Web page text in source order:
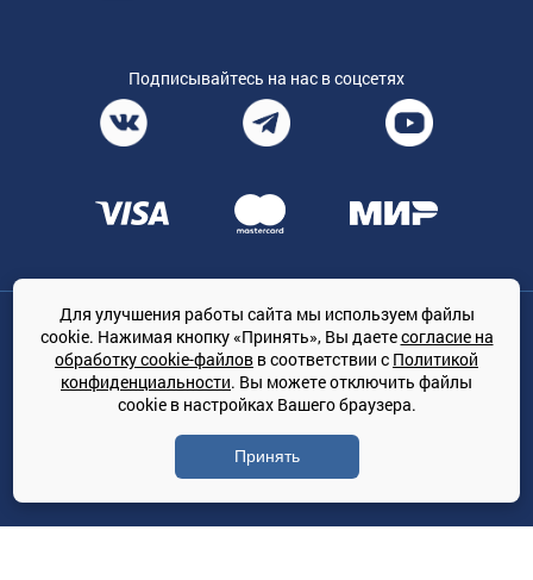
Подписывайтесь на нас в соцсетях
Общество с ограниченной ответственностью «ТРЕЙДКОН», ОГРН:
1167847364079, 197022, г. Санкт-Петербург, проспект Медиков, 7
КЛИМАТПРОФ.ONLINE - оптовая продажа кондиционеров и
климатической техники на территории РФ
© Сайт принадлежит ООО «ТРЕЙДКОН»
Политика конфиденциальности
Для улучшения работы сайта мы используем файлы
cookie. Нажимая кнопку «Принять», Вы даетесогласие на
обработку cookie-файлов в соответствии с Политикой
конфиденциальности. Вы можете отключить файлы
cookie в настройках Вашего браузера.
Принять